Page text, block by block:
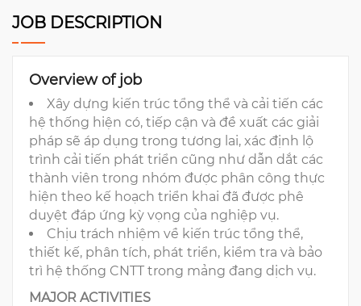
JOB DESCRIPTION
Overview of job
Xây dựng kiến trúc tổng thể và cải tiến các
hệ thống hiện có, tiếp cận và đề xuất các giải
pháp sẽ áp dụng trong tương lai, xác định lộ
trình cải tiến phát triển cũng như dẫn dắt các
thành viên trong nhóm được phân công thực
hiện theo kế hoạch triển khai đã được phê
duyệt đáp ứng kỳ vọng của nghiệp vụ.
Chịu trách nhiệm về kiến trúc tổng thể,
thiết kế, phân tích, phát triển, kiểm tra và bảo
trì hệ thống CNTT trong mảng đang dịch vụ.
MAJOR ACTIVITIES